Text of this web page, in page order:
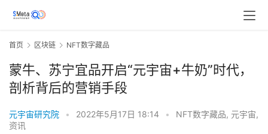
首页 区块链 NFT数字藏品
蒙牛、苏宁宜品开启“元宇宙+牛奶”时代，
剖析背后的营销手段
元宇宙研究院 • 2022年5月17日 18:14 • NFT数字藏品, 元宇宙,
资讯